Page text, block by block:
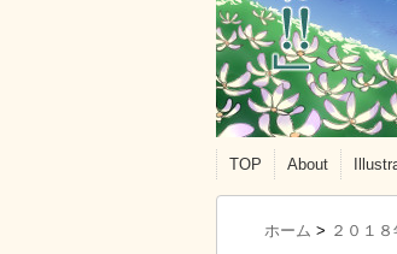
TOP About
ホーム > ２０１